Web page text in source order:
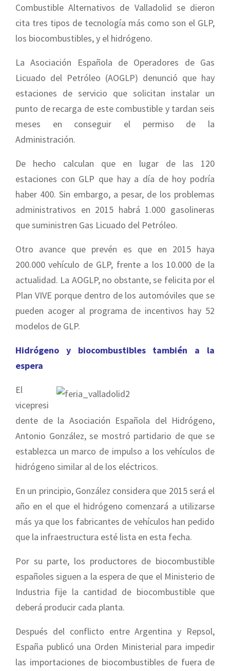
Combustible Alternativos de Valladolid se dieron
cita tres tipos de tecnología más como son el GLP,
los biocombustibles, y el hidrógeno.
La Asociación Española de Operadores de Gas
Licuado del Petróleo (AOGLP) denunció que hay
estaciones de servicio que solicitan instalar un
punto de recarga de este combustible y tardan seis
meses en conseguir el permiso de la
Administración.
De hecho calculan que en lugar de las 120
estaciones con GLP que hay a día de hoy podría
haber 400. Sin embargo, a pesar, de los problemas
administrativos en 2015 habrá 1.000 gasolineras
que suministren Gas Licuado del Petróleo.
Otro avance que prevén es que en 2015 haya
200.000 vehículo de GLP, frente a los 10.000 de la
actualidad. La AOGLP, no obstante, se felicita por el
Plan VIVE porque dentro de los automóviles que se
pueden acoger al programa de incentivos hay 52
modelos de GLP.
Hidrógeno y biocombustibles también a la
espera
El
vicepresi
dente de la Asociación Española del Hidrógeno,
Antonio González, se mostró partidario de que se
establezca un marco de impulso a los vehículos de
hidrógeno similar al de los eléctricos.
En un principio, González considera que 2015 será el
año en el que el hidrógeno comenzará a utilizarse
más ya que los fabricantes de vehículos han pedido
que la infraestructura esté lista en esta fecha.
Por su parte, los productores de biocombustible
españoles siguen a la espera de que el Ministerio de
Industria fije la cantidad de biocombustible que
deberá producir cada planta.
Después del conflicto entre Argentina y Repsol,
España publicó una Orden Ministerial para impedir
las importaciones de biocombustibles de fuera de